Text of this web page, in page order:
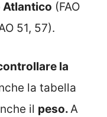
Atlantico (FAO
51, 57).
la
la tabella
il peso.A